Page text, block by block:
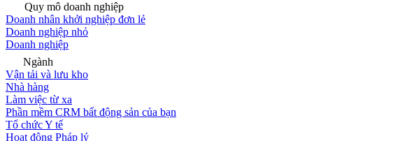
Quy mô doanh nghiệp
Doanh nhân khởi nghiệp đơn lẻ
Doanh nghiệp nhỏ
Doanh nghiệp
Ngành
Vận tải và lưu kho
Nhà hàng
Làm việc từ xa
Phần mềm CRM bất động sản của bạn
Tổ chức Y tế
Hoạt động Pháp lý